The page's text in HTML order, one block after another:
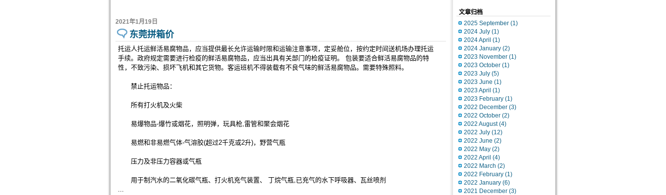
2021年1月19日
东莞拼箱价
托运人托运鲜活易腐物品，应当提供最长允许运输时限和运输注意事项，定妥舱位，按约定时间送机场办理托运
手续。政府规定需要进行检疫的鲜活易腐物品，应当出具有关部门的检疫证明。 包装要适合鲜活易腐物品的特
性，不致污染、损坏飞机和其它货物。客运班机不得装载有不良气味的鲜活易腐物品。需要特殊照料。
禁止托运物品：
所有打火机及火柴
易爆物品-爆竹或烟花，照明弹，玩具枪,雷管和聚会烟花
易燃和非易燃气体-气溶胶(超过2千克或2升)，野营气瓶
压力及非压力容器或气瓶
用于制汽水的二氧化碳气瓶、打火机充气装置、 丁烷气瓶,已充气的水下呼吸器、瓦丝喷剂
...
文章归档
2025 September (1)
2024 July (1)
2024 April (1)
2024 January (2)
2023 November (1)
2023 October (1)
2023 July (5)
2023 June (1)
2023 April (1)
2023 February (1)
2022 December (3)
2022 October (2)
2022 August(4)
2022 July (12)
2022 June (2)
2022 May (2)
2022 April (4)
2022 March (2)
2022 February (1)
2022 January (6)
2021 December (3)